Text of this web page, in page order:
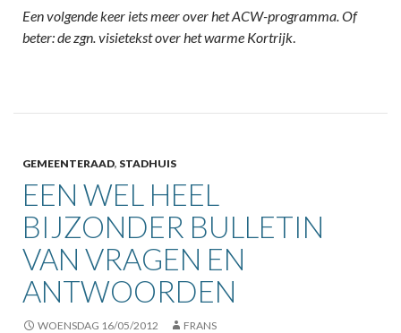
Een volgende keer iets meer over het ACW-programma. Of
beter: de zgn. visietekst over het warme Kortrijk.
GEMEENTERAAD, STADHUIS
EEN WEL HEEL
BIJZONDER BULLETIN
VAN VRAGEN EN
ANTWOORDEN
WOENSDAG 16/05/2012 FRANS